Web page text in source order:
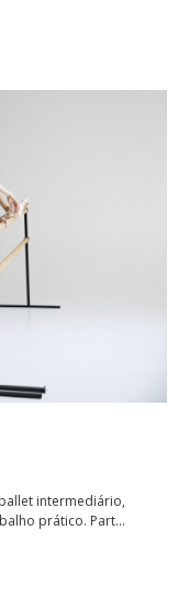
intermediário,
prático. Part...